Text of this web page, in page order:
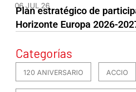
06 JUL 26
Plan estratégico de
Horizonte Europa 2026-
Categorías
120 ANIVERSARIO ACCIO